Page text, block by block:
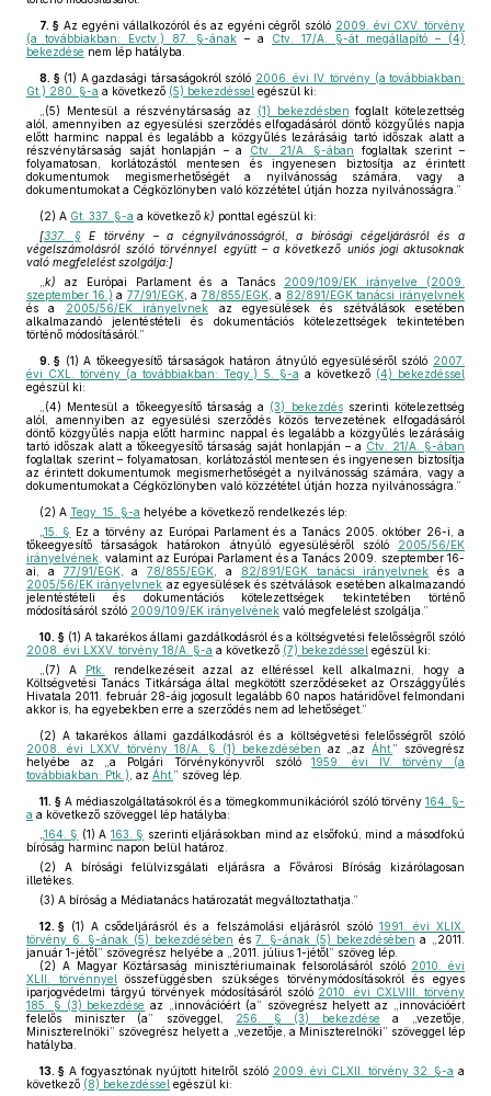
7. § Az egyéni vállalkozóról és az egyéni cégről szóló 2009. évi CXV. törvény
(a továbbiakban: Evctv.) 87. §-ának – a Ctv. 17/A. §-át megállapító – (4)
bekezdése nem lép hatályba.
8. § (1) A gazdasági társaságokról szóló 2006. évi IV. törvény (a továbbiakban:
Gt.) 280. §-a a következő (5) bekezdéssel egészül ki:
„(5) Mentesül a részvénytársaság az
(1) bekezdésben foglalt kötelezettség
alól, amennyiben az egyesülési szerződés elfogadásáról döntő közgyűlés napja
előtt harminc nappal és legalább a közgyűlés lezárásáig tartó időszak alatt a
részvénytársaság saját honlapján – a Ctv. 21/A. §-ában
foglaltak szerint –
folyamatosan, korlátozástól mentesen és ingyenesen biztosítja az érintett
dokumentumok megismerhetőségét a nyilvánosság számára, vagy a
dokumentumokat a Cégközlönyben való közzététel útján hozza nyilvánosságra.”
(2) A Gt. 337. §-a a következő k) ponttal egészül ki:
[337. §E törvény – a cégnyilvánosságról, a bírósági cégeljárásról és a
végelszámolásról szóló törvénnyel együtt – a következő uniós jogi aktusoknak
való megfelelést szolgálja:]
k) az Európai Parlament és a Tanács
2009/109/EK irányelve (2009.
szeptember 16.) a 77/91/EGK, a 78/855/EGK, a 82/891/EGK tanácsi irányelvnek
és a
2005/56/EK irányelvnek az egyesülések és szétválások esetében
alkalmazandó jelentéstételi és dokumentációs kötelezettségek tekintetében
történő módosításáról.”
9. § (1) A tőkeegyesítő társaságok határon átnyúló egyesüléséről szóló 2007.
évi CXL. törvény (a továbbiakban: Tegy.) 5. §-a a következő (4) bekezdéssel
egészül ki:
„(4) Mentesül a tőkeegyesítő társaság a (3) bekezdésszerinti kötelezettség
alól, amennyiben az egyesülési szerződés közös tervezetének elfogadásáról
döntő közgyűlés napja előtt harminc nappal és legalább a közgyűlés lezárásáig
tartó időszak alatt a tőkeegyesítő társaság saját honlapján – a Ctv. 21/A. §-ában
foglaltak szerint – folyamatosan, korlátozástól mentesen és ingyenesen biztosítja
az érintett dokumentumok megismerhetőségét a nyilvánosság számára, vagy a
dokumentumokat a Cégközlönyben való közzététel útján hozza nyilvánosságra.”
(2) A Tegy. 15. §-a helyébe a következő rendelkezés lép:
15. § Ez a törvény az Európai Parlament és a Tanács 2005. október 26-i, a
tőkeegyesítő társaságok határokon átnyúló egyesüléséről szóló 2005/56/EK
irányelvének, valamint az Európai Parlament és a Tanács 2009. szeptember 16-
ai, a 77/91/EGK, a78/855/EGK , a 82/891/EGK tanácsi irányelvnek és a
2005/56/EK irányelvnek az egyesülések és szétválások esetében alkalmazandó
jelentéstételi és dokumentációs kötelezettségek tekintetében történő
módosításáról szóló 2009/109/EK irányelvének való megfelelést szolgálja.”
10. § (1) A takarékos állami gazdálkodásról és a költségvetési felelősségről szóló
2008. évi LXXV. törvény 18/A. §-a a következő (7) bekezdéssel egészül ki:
„(7) A Ptk.
rendelkezéseit azzal az eltéréssel kell alkalmazni, hogy a
Költségvetési Tanács Titkársága által megkötött szerződéseket az Országgyűlés
Hivatala 2011. február 28-áig jogosult legalább 60 napos határidővel felmondani
akkor is, ha egyebekben erre a szerződés nem ad lehetőséget.”
(2) A takarékos állami gazdálkodásról és a költségvetési felelősségről szóló
2008. évi LXXV. törvény 18/A. § (1) bekezdésében az „azÁht. ” szövegrész
helyébe az „a Polgári Törvénykönyvről szóló1959. évi IV. törvény (a
továbbiakban: Ptk.) , az Áht. ” szöveg lép.
11. § A médiaszolgáltatásokról és a tömegkommunikációról szóló törvény 164. §-
a a következő szöveggel lép hatályba:
164. § (1) A 163. § szerinti eljárásokban mind az elsőfokú, mind a másodfokú
bíróság harminc napon belül határoz.
(2) A bírósági felülvizsgálati eljárásra a Fővárosi Bíróság kizárólagosan
illetékes.
(3) A bíróság a Médiatanács határozatát megváltoztathatja.”
12. § (1) A csődeljárásról és a felszámolási eljárásról szóló 1991. évi XLIX.
törvény 6. §-ának (5) bekezdésében és7. §-ának (5) bekezdésében a „2011.
január 1-jétől” szövegrész helyébe a „2011. július 1-jétől” szöveg lép.
(2) A Magyar Köztársaság minisztériumainak felsorolásáról szóló 2010. évi
XLII. törvénnyel összefüggésben szükséges törvénymódosításokról és egyes
iparjogvédelmi tárgyú törvények módosításáról szóló 2010. évi CXLVIII. törvény
185. § (3) bekezdése az „innovációért (a” szövegrész helyett az „innovációért
felelős miniszter (a” szöveggel, 256. § (3) bekezdése a „vezetője,
Miniszterelnöki” szövegrész helyett a „vezetője, a Miniszterelnöki” szöveggel lép
hatályba.
13. § A fogyasztónak nyújtott hitelről szóló 2009. évi CLXII. törvény 32. §-a a
következő (8) bekezdéssel egészül ki: